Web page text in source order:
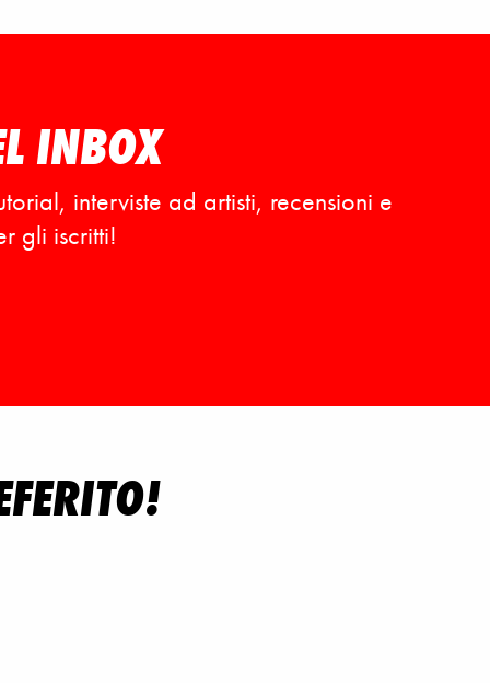
INBOX
interviste ad artisti, recensioni e
gli iscritti!